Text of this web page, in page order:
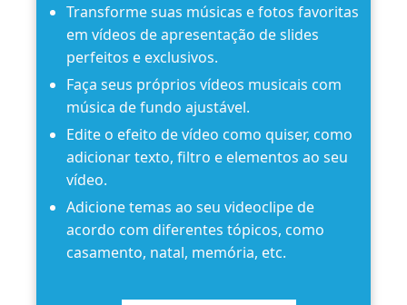
Transforme suas músicas e fotos favoritas
em vídeos de apresentação de slides
perfeitos e exclusivos.
Faça seus próprios vídeos musicais com
música de fundo ajustável.
Edite o efeito de vídeo como quiser, como
adicionar texto, filtro e elementos ao seu
vídeo.
Adicione temas ao seu videoclipe de
acordo com diferentes tópicos, como
casamento, natal, memória, etc.